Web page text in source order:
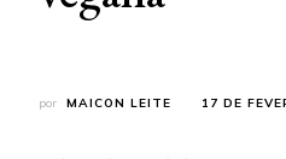
por MAICON LEITE 17 DE